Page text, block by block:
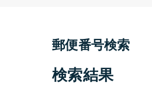
郵便番号検索
検索結果